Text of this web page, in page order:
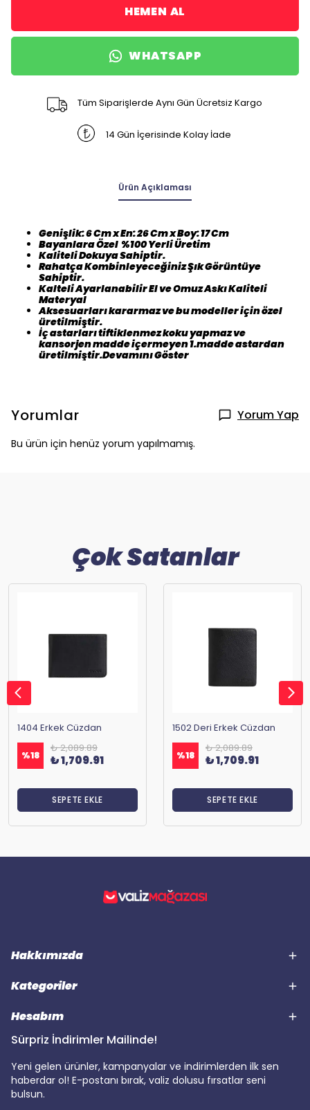
HEMEN AL
WHATSAPP
Tüm Siparişlerde Aynı Gün Ücretsiz Kargo
14 Gün İçerisinde Kolay İade
Ürün Açıklaması
Genişlik: 6 Cm x En: 26 Cm x Boy: 17 Cm
Bayanlara Özel %100 Yerli Üretim
Kaliteli Dokuya Sahiptir.
Rahatça Kombinleyeceğiniz Şık Görüntüye
Sahiptir.
Kalteli Ayarlanabilir El ve Omuz Askı Kaliteli
Materyal
Aksesuarları kararmaz ve bu modeller için özel
üretilmiştir.
İç astarları tiftiklenmez koku yapmaz ve
kansorjen madde içermeyen 1.madde astardan
üretilmiştir.Devamını Göster
Yorumlar Yorum Yap
Bu ürün için henüz yorum yapılmamış.
Çok Satanlar
1404 Erkek Cüzdan
%18
₺ 2,089.89
₺ 1,709.91
SEPETE EKLE
1502 Deri Erkek Cüzdan
%18
₺ 2,089.89
₺ 1,709.91
SEPETE EKLE
Hakkımızda
Kategoriler
Hesabım
Sürpriz İndirimler Mailinde!
Yeni gelen ürünler, kampanyalar ve indirimlerden ilk sen
haberdar ol! E-postanı bırak, valiz dolusu fırsatlar seni
bulsun.